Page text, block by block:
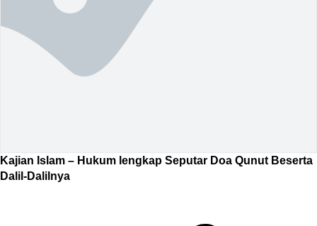
Kajian Islam – Hukum lengkap Seputar Doa Qunut Beserta
Dalil-Dalilnya